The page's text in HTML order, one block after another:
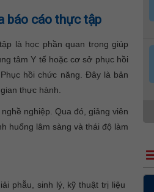
báo cáo thực tập
tập là học phần quan trọng giúp
tâm Y tế hoặc cơ sở phục hồi
hồi chức năng. Đây là bản
thực hành.
nghiệp. Qua đó, giảng viên
huống lâm sàng và thái độ làm
phẫu, sinh lý, kỹ thuật trị liệu